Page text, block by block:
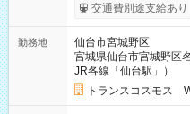
2,500円/日） ※残業代
給与変動なし ＜ 収入例 ＞ ■週5日勤務の場合… 月収22万8,800
4日勤務の場合… 月収
交通費別途支給あり
勤務地
仙台市宮城野区
宮城県仙台市宮城野区
JR各線「仙台駅」）
トランスコスモス